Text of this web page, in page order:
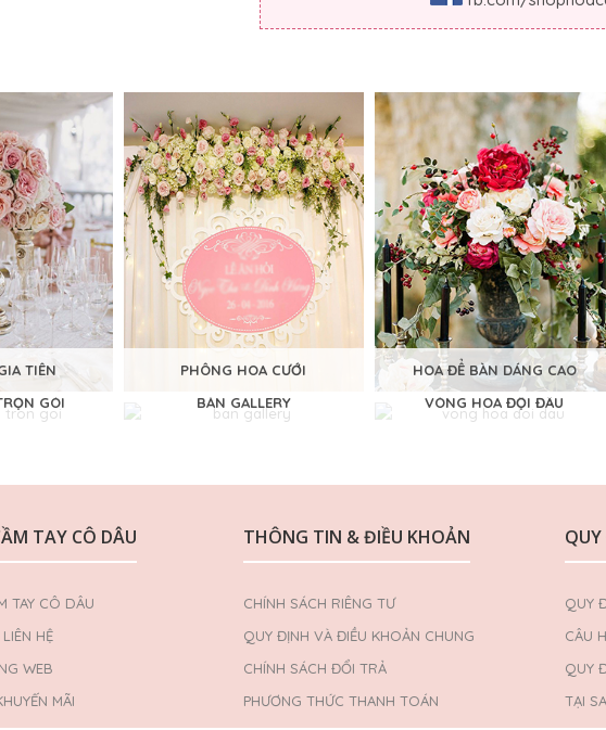
TIÊN PHÔNG HOA CƯỚI HOA ĐỂ BÀN DÁNG CAO
GÓI
BÀN GALLERY VÒNG HOA ĐỘI ĐẦU
TAY CÔ DÂU
TAY CÔ DÂU
HỆ
WEB
MÃI
THÔNG TIN & ĐIỀU KHOẢN
CHÍNH SÁCH RIÊNG TƯ
QUY ĐỊNH VÀ ĐIỀU KHOẢN CHUNG
CHÍNH SÁCH ĐỔI TRẢ
PHƯƠNG THỨC THANH TOÁN
QUY
CÂU
QUY
TẠI